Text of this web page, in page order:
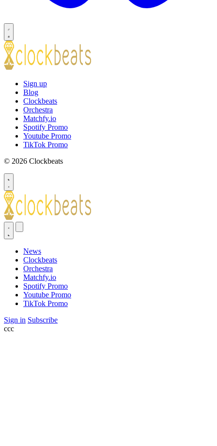
Sign up
Blog
Clockbeats
Orchestra
Matchfy.io
Spotify Promo
Youtube Promo
TikTok Promo
© 2026 Clockbeats
News
Clockbeats
Orchestra
Matchfy.io
Spotify Promo
Youtube Promo
TikTok Promo
Sign in Subscribe
ссс